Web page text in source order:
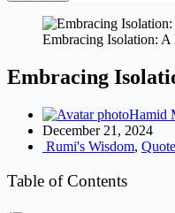
Embracing Isolation: A
Embracing
Hamid
December 21, 2024
Rumi's Wisdom,
Table of Contents